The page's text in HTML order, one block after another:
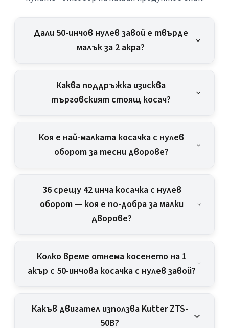
Дали 50-инчов нулев завой е твърде
малък за 2 акра?
Каква поддръжка изисква
търговският стоящ косач?
Коя е най-малката косачка с нулев
оборот за тесни дворове?
36 срещу 42 инча косачка с нулев
оборот — коя е по-добра за малки
дворове?
Колко време отнема косенето на 1
акър с 50-инчова косачка с нулев завой?
Какъв двигател използва Kutter ZTS-
50B?